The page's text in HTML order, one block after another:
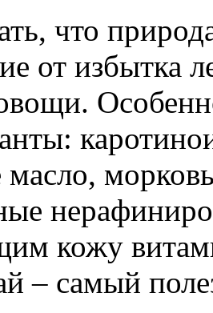
что
от избытка
масло,
кожу
– самый